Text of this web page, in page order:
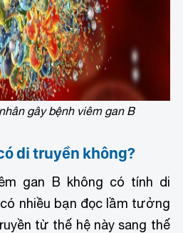
gây bệnh viêm gan B
di truyền không?
gan B không có tính di
nhiều bạn đọc lầm tưởng
từ thế hệ này sang thế